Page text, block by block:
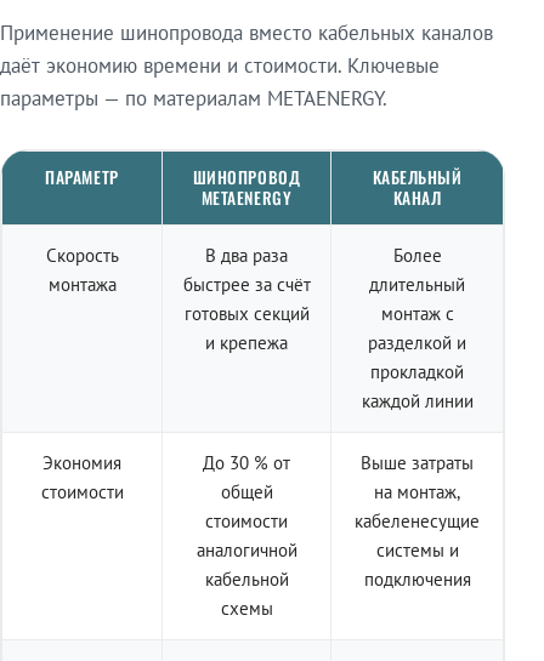
Применение шинопровода вместо кабельных каналов
даёт экономию времени и стоимости. Ключевые
параметры — по материалам METAENERGY.
ПАРАМЕТР
ШИНОПРОВОД
METAENERGY
КАБЕЛЬНЫЙ
КАНАЛ
Скорость
монтажа
В два раза
быстрее за счёт
готовых секций
и крепежа
Более
длительный
монтаж с
разделкой и
прокладкой
каждой линии
Экономия
стоимости
До 30 % от
общей
стоимости
аналогичной
кабельной
схемы
Выше затраты
на монтаж,
кабеленесущие
системы и
подключения